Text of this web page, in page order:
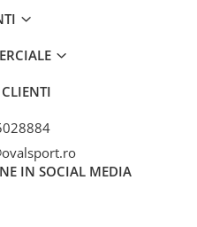
IN SOCIAL MEDIA